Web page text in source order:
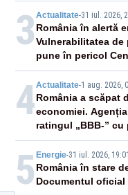
3 Actualitate-31 iul. 2026,
România în alertă
Vulnerabilitatea de
pune în pericol
cunoscută de pe
4Actualitate-1 aug. 2026,
România a scăpat
economiei.
ratingul „BBB-” cu
negativă
5 Energie-31 iul. 2026, 19:01
România în stare
Documentul